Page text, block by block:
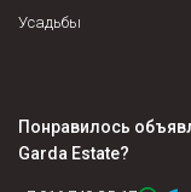
Усадьбы
Понравилось
Garda Estate?